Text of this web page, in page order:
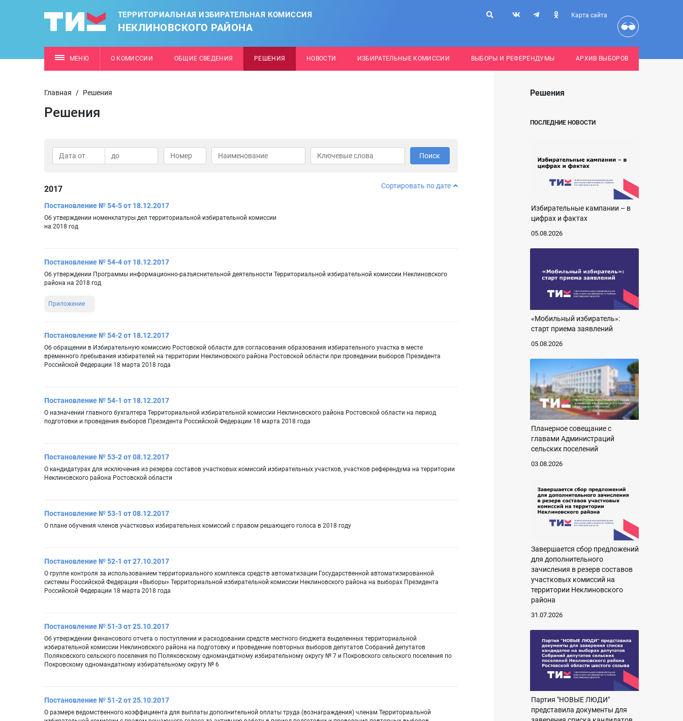
ТЕРРИТОРИАЛЬНАЯ ИЗБИРАТЕЛЬНАЯ КОМИССИЯ
НЕКЛИНОВСКОГО РАЙОНА
Карта сайта
МЕНЮ О КОМИССИИ ОБЩИЕ СВЕДЕНИЯ РЕШЕНИЯ НОВОСТИ ИЗБИРАТЕЛЬНЫЕ КОМИССИИ ВЫБОРЫ И РЕФЕРЕНДУМЫ АРХИВ ВЫБОРОВ
Главная / Решения
Решения
Поиск
2017 Сортировать по дате
Постановление № 54-5 от 18.12.2017
Об утверждении номенклатуры дел территориальной избирательной комиссии
на 2018 год
Постановление № 54-4 от 18.12.2017
Об утверждении Программы информационно-разъяснительной деятельности Территориальной избирательной комиссии Неклиновского
района на 2018 год
Приложение
Постановление № 54-2 от 18.12.2017
Об обращении в Избирательную комиссию Ростовской области для согласования образования избирательного участка в месте
временного пребывания избирателей на территории Неклиновского района Ростовской области при проведении выборов Президента
Российской Федерации 18 марта 2018 года
Постановление № 54-1 от 18.12.2017
О назначении главного бухгалтера Территориальной избирательной комиссии Неклиновского района Ростовской области на период
подготовки и проведения выборов Президента Российской Федерации 18 марта 2018 года
Постановление № 53-2 от 08.12.2017
О кандидатурах для исключения из резерва составов участковых комиссий избирательных участков, участков референдума на территории
Неклиновского района Ростовской области
Постановление № 53-1 от 08.12.2017
О плане обучения членов участковых избирательных комиссий с правом решающего голоса в 2018 году
Постановление № 52-1 от 27.10.2017
О группе контроля за использованием территориального комплекса средств автоматизации Государственной автоматизированной
системы Российской Федерации «Выборы» Территориальной избирательной комиссии Неклиновского района на выборах Президента
Российской Федерации 18 марта 2018 года
Постановление № 51-3 от 25.10.2017
Об утверждении финансового отчета о поступлении и расходовании средств местного бюджета выделенных территориальной
избирательной комиссии Неклиновского района на подготовку и проведение повторных выборов депутатов Собраний депутатов
Поляковского сельского поселения по Поляковскому одномандатному избирательному округу № 7 и Покровского сельского поселения по
Покровскому одномандатному избирательному округу № 6
Постановление № 51-2 от 25.10.2017
О размере ведомственного коэффициента для выплаты дополнительной оплаты труда (вознаграждения) членам Территориальной
Решения
ПОСЛЕДНИЕ НОВОСТИ
Избирательные кампании – в
цифрах и фактах
05.08.2026
«Мобильный избиратель»:
старт приема заявлений
05.08.2026
Планерное совещание с
главами Администраций
сельских поселений
03.08.2026
Завершается сбор предложений
для дополнительного
зачисления в резерв составов
участковых комиссий на
территории Неклиновского
района
31.07.2026
Партия "НОВЫЕ ЛЮДИ"
представила документы для